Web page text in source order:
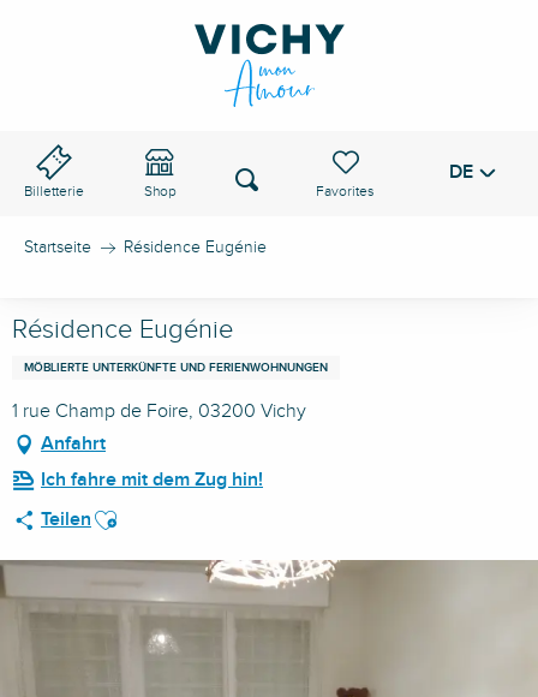
Billetterie Shop
Voir les favoris
Suche DE
Startseite Résidence Eugénie
Résidence Eugénie
MÖBLIERTE UNTERKÜNFTE UND FERIENWOHNUNGEN
1 rue Champ de Foire, 03200 Vichy
Anfahrt
Ich fahre mit dem Zug hin!
Teilen Ajouter aux favoris